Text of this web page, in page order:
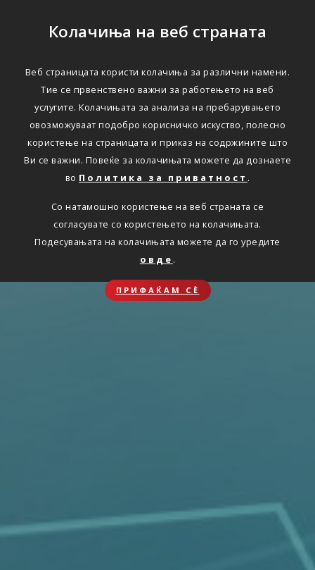
Колачиња на веб страната
Веб страницата користи колачиња за различни намени.
Тие се првенствено важни за работењето на веб
услугите. Колачињата за анализа на пребарувањето
овозможуваат подобро корисничко искуство, полесно
користење на страницата и приказ на содржините што
Ви се важни. Повеќе за колачињата можете да дознаете
во Политика за приватност .
Со натамошно користење на веб страната се
согласувате со користењето на колачињата.
Подесувањата на колачињата можете да го уредите
овде .
ПРИФАЌАМ СЀ